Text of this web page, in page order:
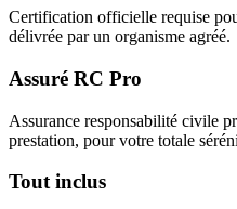
Certification officielle requise
délivrée par un organisme agréé.
Assuré RC Pro
Assurance responsabilité civile
prestation, pour votre totale
Tout inclus